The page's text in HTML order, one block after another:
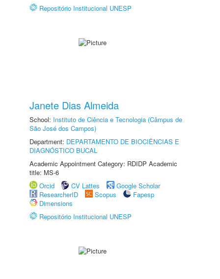
Repositório Institucional UNESP
Janete Dias Almeida
School: Instituto de Ciência e Tecnologia (Câmpus de
São José dos Campos)
Department: DEPARTAMENTO DE BIOCIÊNCIAS E
DIAGNÓSTICO BUCAL
Academic Appointment Category: RDIDP Academic
title: MS-6
Orcid
CV Lattes
Google Scholar
ResearcherID
Scopus
Fapesp
Dimensions
Repositório Institucional UNESP